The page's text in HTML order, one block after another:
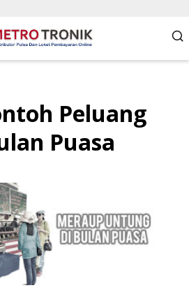
Peluang
Puasa